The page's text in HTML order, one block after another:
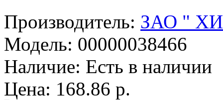
Производитель: ЗАО "
Модель: 00000038466
Наличие: Есть в наличии
Цена: 168.86 р.